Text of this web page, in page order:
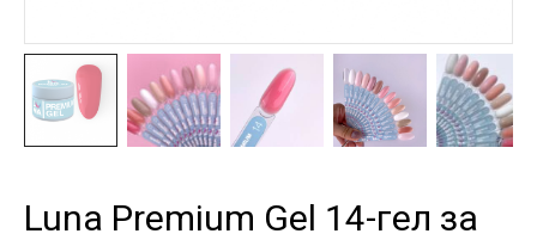
Luna Premium Gel 14-гел за